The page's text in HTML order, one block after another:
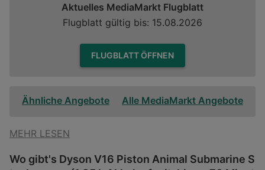
Aktuelles MediaMarkt Flugblatt
Flugblatt gültig bis: 15.08.2026
FLUGBLATT ÖFFNEN
Ähnliche Angebote Alle MediaMarkt Angebote
MEHR LESEN
Wo gibt's Dyson V16 Piston Animal Submarine S